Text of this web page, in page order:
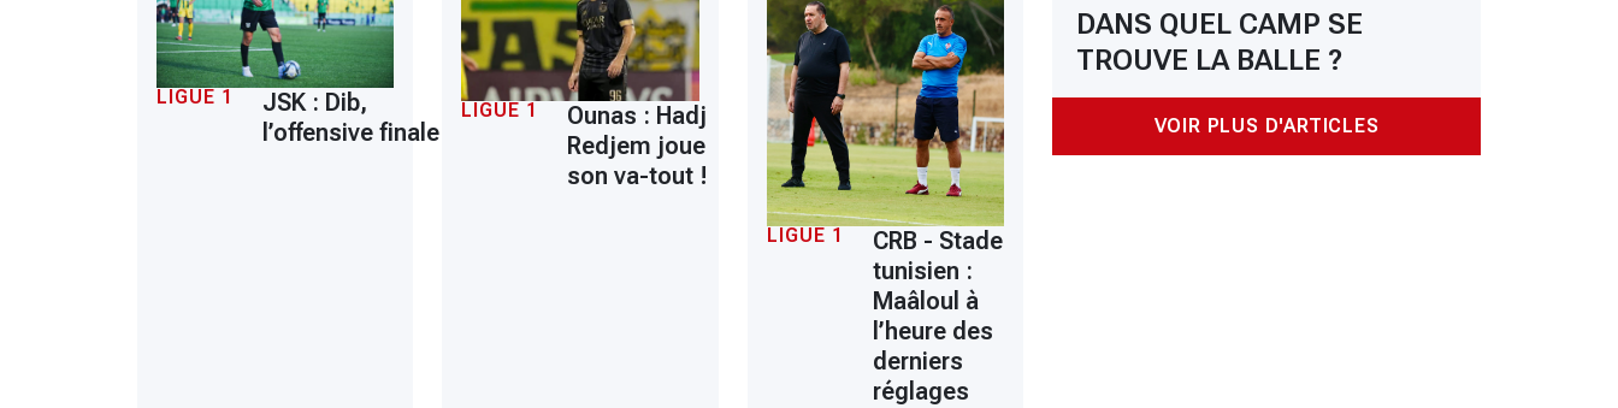
DANS QUEL CAMP SE
TROUVE LA BALLE ?
VOIR PLUS D'ARTICLES
LIGUE 1
JSK : Dib,
l’offensive finale
LIGUE 1
Ounas : Hadj
Redjem joue
son va-tout !
LIGUE 1
CRB - Stade
tunisien :
Maâloul à
l’heure des
derniers
réglages